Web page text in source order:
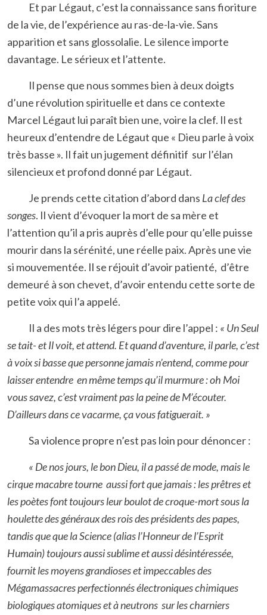
Et par Légaut, c’est la connaissance sans fioriture
de la vie, de l’expérience au ras-de-la-vie. Sans
apparition et sans glossolalie. Le silence importe
davantage. Le sérieux et l’attente.
Il pense que nous sommes bien à deux doigts
d’une révolution spirituelle et dans ce contexte
Marcel Légaut lui paraît bien une, voire la clef. Il est
heureux d’entendre de Légaut que « Dieu parle à voix
très basse ». Il fait un jugement définitif sur l’élan
silencieux et profond donné par Légaut.
Je prends cette citation d’abord dans La clef des
songes. Il vient d’évoquer la mort de sa mère et
l’attention qu’il a pris auprès d’elle pour qu’elle puisse
mourir dans la sérénité, une réelle paix. Après une vie
si mouvementée. Il se réjouit d’avoir patienté, d’être
demeuré à son chevet, d’avoir entendu cette sorte de
petite voix qui l’a appelé.
Il a des mots très légers pour dire l’appel : « Un Seul
se tait- et Il voit, et attend. Et quand d’aventure, il parle, c’est
à voix si basse que personne jamais n’entend, comme pour
laisser entendre en même temps qu’il murmure : oh Moi
vous savez, c’est vraiment pas la peine de M’écouter.
D’ailleurs dans ce vacarme, ça vous fatiguerait. »
Sa violence propre n’est pas loin pour dénoncer :
« De nos jours, le bon Dieu, il a passé de mode, mais le
cirque macabre tourne aussi fort que jamais : les prêtres et
les poètes font toujours leur boulot de croque-mort sous la
houlette des généraux des rois des présidents des papes,
tandis que que la Science (alias l’Honneur de l’Esprit
Humain) toujours aussi sublime et aussi désintéressée,
fournit les moyens grandioses et impeccables des
Mégamassacres perfectionnés électroniques chimiques
biologiques atomiques et à neutrons sur les charniers